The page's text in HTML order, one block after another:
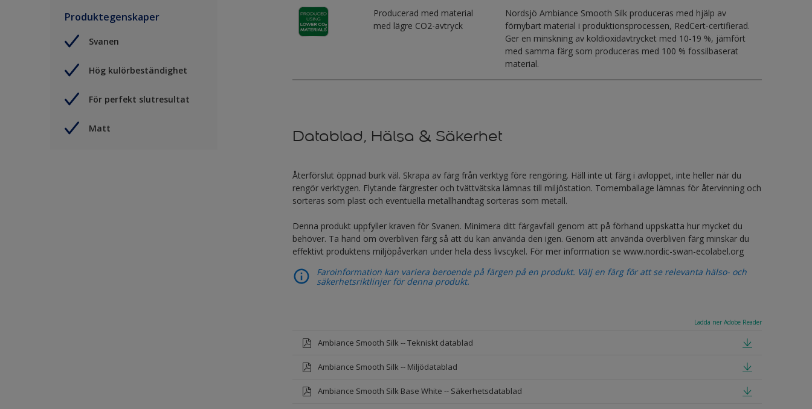
Produktegenskaper
Svanen
Hög kulörbeständighet
För perfekt slutresultat
Matt
Producerad med material
med lägre CO2-avtryck
Nordsjö Ambiance Smooth Silk produceras med hjälp av
förnybart material i produktionsprocessen, RedCert-certifierad.
Ger en minskning av koldioxidavtrycket med 10-19 %, jämfört
med samma färg som produceras med 100 % fossilbaserat
material.
Datablad, Hälsa & Säkerhet
Återförslut öppnad burk väl. Skrapa av färg från verktyg före rengöring. Häll inte ut färg i avloppet, inte heller när du
rengör verktygen. Flytande färgrester och tvättvätska lämnas till miljöstation. Tomemballage lämnas för återvinning och
sorteras som plast och eventuella metallhandtag sorteras som metall.
Denna produkt uppfyller kraven för Svanen. Minimera ditt färgavfall genom att på förhand uppskatta hur mycket du
behöver. Ta hand om överbliven färg så att du kan använda den igen. Genom att använda överbliven färg minskar du
effektivt produktens miljöpåverkan under hela dess livscykel. För mer information se www.nordic-swan-ecolabel.org
Faroinformation kan variera beroende på färgen på en produkt. Välj en färg för att se relevanta hälso- och
säkerhetsriktlinjer för denna produkt.
Ladda ner Adobe Reader
Ambiance Smooth Silk -- Tekniskt datablad
Ambiance Smooth Silk -- Miljödatablad
Ambiance Smooth Silk Base White -- Säkerhetsdatablad